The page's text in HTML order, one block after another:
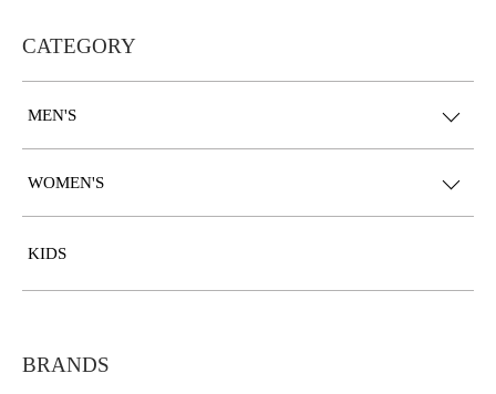
CATEGORY
MEN'S
WOMEN'S
KIDS
BRANDS